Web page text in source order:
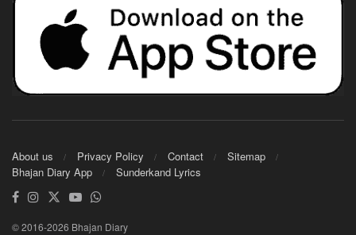
About us Privacy Policy Contact
Sitemap
Bhajan Diary App
Sunderkand Lyrics
© 2016-2026 Bhajan Diary